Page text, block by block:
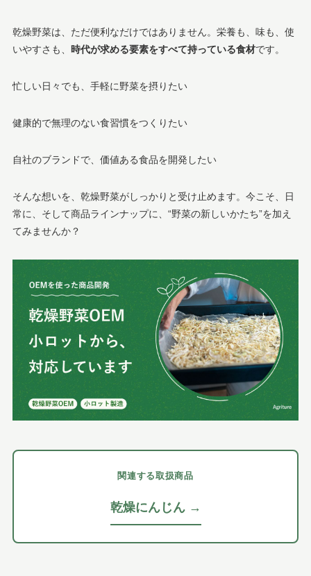
乾燥野菜は、ただ便利なだけではありません。栄養も、味も、使
いやすさも、 時代が求める要素をすべて持っている食材です。
忙しい日々でも、手軽に野菜を摂りたい
健康的で無理のない食習慣をつくりたい
自社のブランドで、価値ある食品を開発したい
そんな想いを、乾燥野菜がしっかりと受け止めます。今こそ、日
常に、そして商品ラインナップに、“野菜の新しいかたち”を加え
てみませんか？
関連する取扱商品
乾燥にんじん →